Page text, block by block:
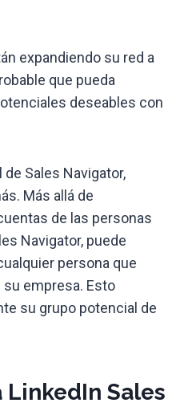
expandiendo su red a
que pueda
deseables con
Sales Navigator,
Más allá de
de las personas
Navigator, puede
persona que
empresa. Esto
su grupo potencial de
LinkedIn Sales